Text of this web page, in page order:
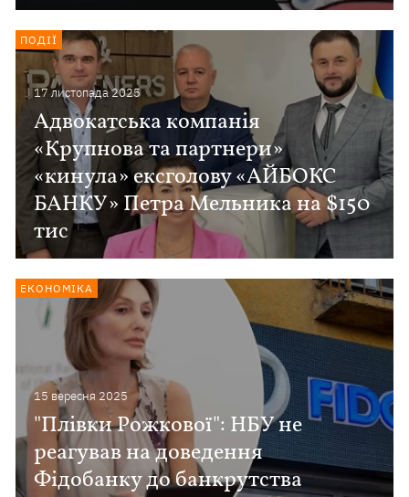
17 листопада 2025
Адвокатська компанія
«Крупнова та партнери»
«кинула» ексголову «АЙБОКС
БАНКУ» Петра Мельника на $150
тис
ПОДІЇ
15 вересня 2025
"Плівки Рожкової": НБУ не
реагував на доведення
Фідобанку до банкрутства
ЕКОНОМІКА